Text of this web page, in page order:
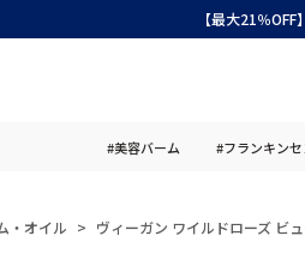
【最大21％
#美容バーム #フランキン
・オイル ヴィーガン ワイルドローズ ビ